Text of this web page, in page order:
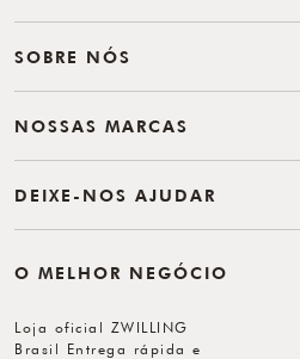
SOBRE NÓS
NOSSAS MARCAS
DEIXE-NOS AJUDAR
O MELHOR NEGÓCIO
Loja oficial ZWILLING
Brasil Entrega rápida e